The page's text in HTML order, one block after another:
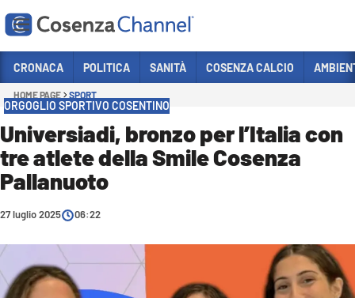
Sezioni
CRONACA
POLITICA
COSENZA CALCIO
ECONOMIA E LAVORO
SANITÀ
CRONACA POLITICA SANITÀ COSENZA CALCIO
HOME PAGE SPORT
ORGOGLIO SPORTIVO COSENTINO
Universiadi, bronzo per l’Italia con
tre atlete della Smile Cosenza
Pallanuoto
27 luglio 2025 06:22